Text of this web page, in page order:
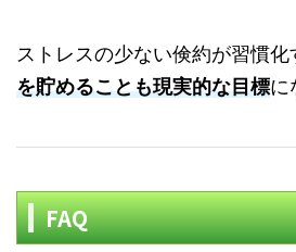
ストレスの少ない倹約が習慣化
を貯めることも現実的な目標に
FAQ